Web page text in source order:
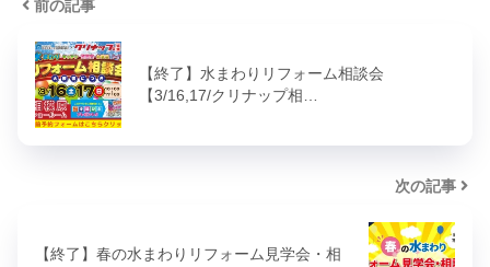
前の記事
【終了】水まわりリフォーム相談会
【3/16,17/クリナップ相…
次の記事
【終了】春の水まわりリフォーム見学会・相